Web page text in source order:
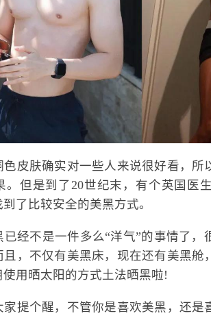
色皮肤确实对一些人来说很好看，所
。但是到了20世纪末，有个英国医
了比较安全的美黑方式。
已经不是一件多么“洋气”的事情了，
且，不仅有美黑床，现在还有美黑舱
用晒太阳的方式土法晒黑啦!
家提个醒，不管你是喜欢美黑，还是